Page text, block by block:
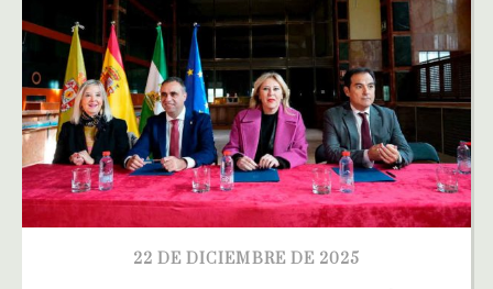
22 DE DICIEMBRE DE 2025